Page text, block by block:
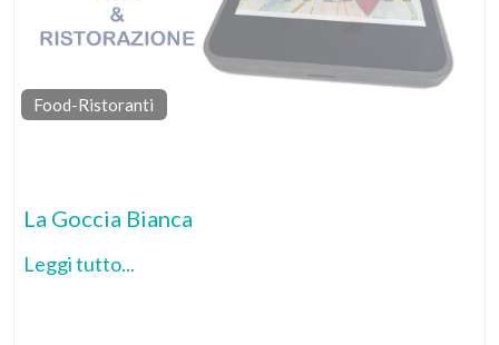
Food-Ristoranti
La Goccia Bianca
Leggi tutto...